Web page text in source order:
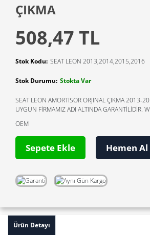
ÇIKMA
508,47 TL
Stok Kodu: SEAT LEON 2013,2014,2015,2016
Stok Durumu: Stokta Var
SEAT LEON AMORTİSÖR ORJİNAL ÇIKMA 2013-
UYGUN FİRMAMIZ ADI ALTINDA GARANTİLİDİR.
OEM
Sepete Ekle Hemen Al
Ürün Detayı